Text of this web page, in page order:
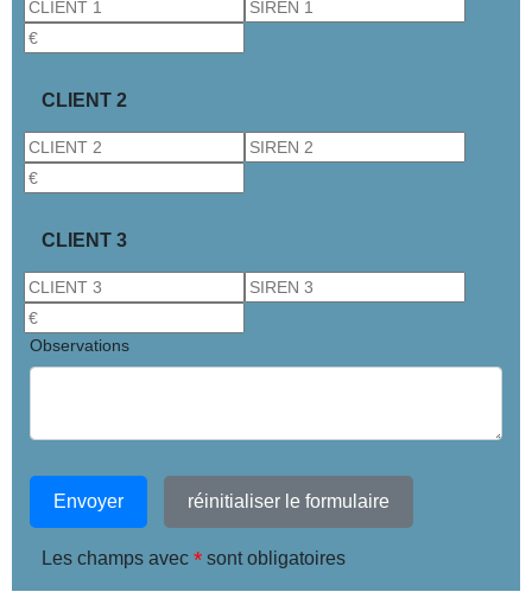
CLIENT 2
CLIENT 3
Observations
Envoyer réinitialiser le formulaire
Les champs avec * sont obligatoires